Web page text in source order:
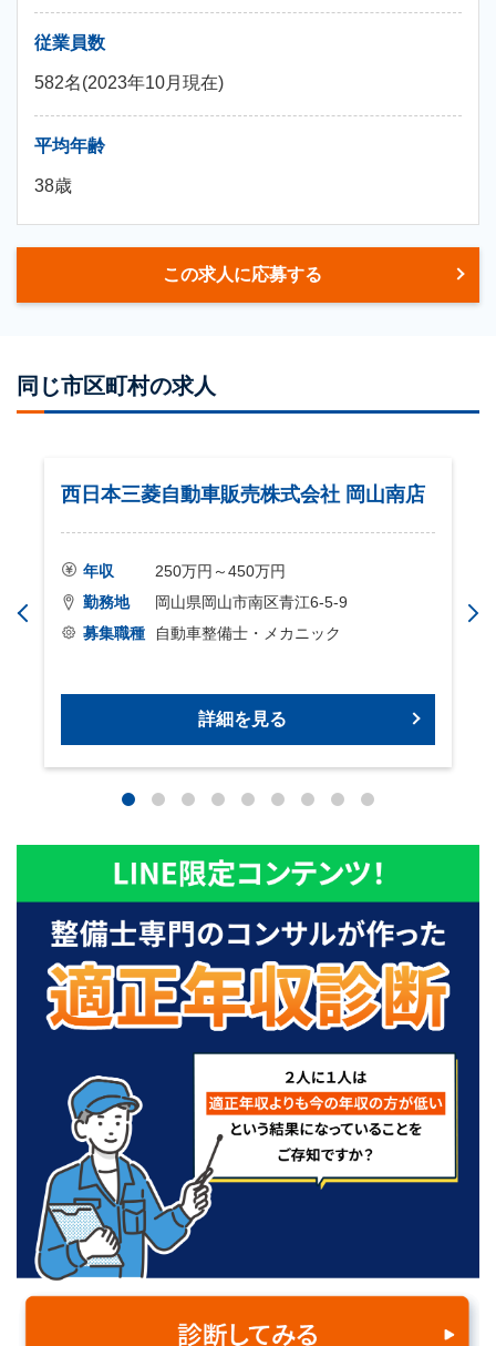
従業員数
582名(2023年10月現在)
平均年齢
38歳
この求人に応募する
同じ市区町村の求人
西日本三菱自動車販売株式会社 岡山南店
年収
250万円～450万円
勤務地
岡山県岡山市南区青江6-5-9
募集職種
自動車整備士・メカニック
詳細を見る